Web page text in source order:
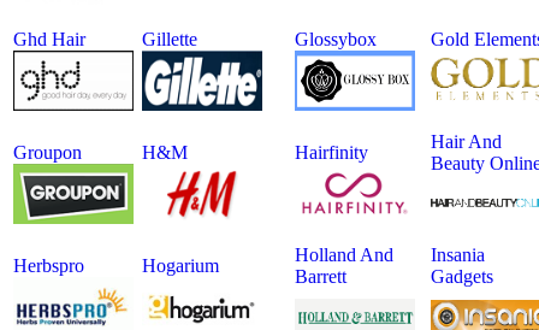
Ghd Hair Gillette Glossybox Gold
Groupon H&m Hairfinity
Hair And
Beauty
Herbspro Hogarium
Holland And
Barrett
Insania
Gadgets